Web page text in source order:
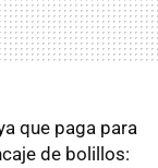
que paga para
de bolillos: